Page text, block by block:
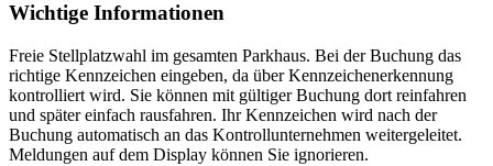
Wichtige Informationen
Freie Stellplatzwahl im gesamten Parkhaus. Bei der Buchung das
richtige Kennzeichen eingeben, da über Kennzeichenerkennung
kontrolliert wird. Sie können mit gültiger Buchung dort reinfahren
und später einfach rausfahren. Ihr Kennzeichen wird nach der
Buchung automatisch an das Kontrollunternehmen weitergeleitet.
Meldungen auf dem Display können Sie ignorieren.